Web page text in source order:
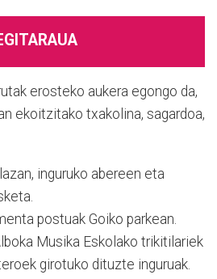
erosteko aukera egongo da,
ekoitzitako txakolina, sagardoa,
inguruko abereen eta
postuak Goiko parkean.
Musika Eskolako trikitilariek
girotuko dituzte inguruak.